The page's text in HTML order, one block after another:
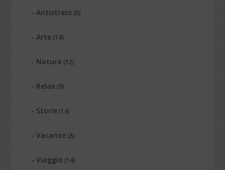
Antistress (8)
Arte (14)
Natura (12)
Relax (9)
Storie (14)
Vacanze (8)
Viaggio (14)